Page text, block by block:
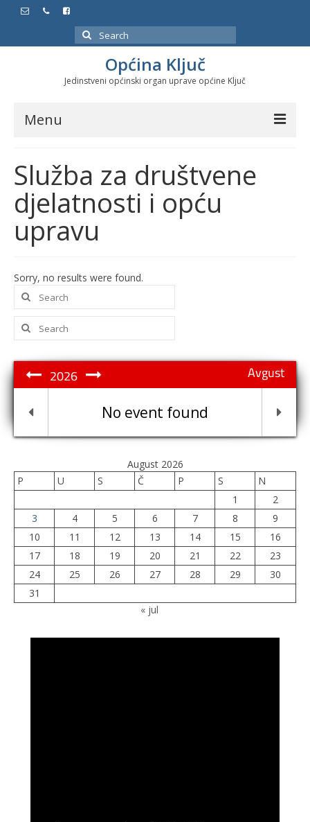
Search
for:
Općina Ključ
Jedinstveni općinski organ uprave općine Ključ
Menu
Službeni glasnici
Javne nabavke
Značajni datumi i manifestacije
Program energetske efikasnosti u stambenom
sektoru
Služba za društvene
djelatnosti i opću
upravu
Sorry, no results were found.
Search
for:
Search
for:
Avgust
2026
No event found
August 2026
P
U S Č P S
N
1
2
3
4 5 6 7 8
9
10
11 12 13 14 15
16
17
18 19 20 21 22
23
24
25 26 27 28 29
30
31
« jul